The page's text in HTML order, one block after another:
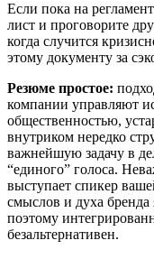
Если пока на
лист и проговорите
когда случится
этому документу за
Резюме простое:
компании управляют
общественностью,
внутриком нередко
важнейшую задачу в
“единого” голоса.
выступает спикер
смыслов и духа
поэтому
безальтернативен.